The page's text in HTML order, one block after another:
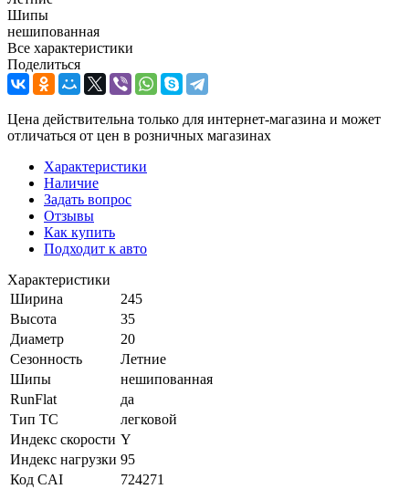
Шипы
нешипованная
Все характеристики
Поделиться
Цена действительна только для интернет-магазина и может
отличаться от цен в розничных магазинах
Характеристики
Наличие
Задать вопрос
Отзывы
Как купить
Подходит к авто
Характеристики
Ширина
245
Высота
35
Диаметр
20
Сезонность
Летние
Шипы
нешипованная
RunFlat
да
Тип ТС
легковой
Индекс скорости Y
Индекс нагрузки 95
Код CAI
724271